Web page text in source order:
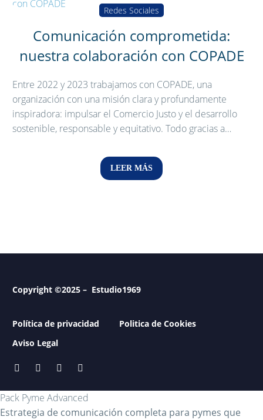
Redes Sociales
Comunicación comprometida:
nuestra colaboración con COPADE
Entre 2022 y 2023 trabajamos con COPADE, una
organización con una misión clara y profundamente
inspiradora: impulsar el Comercio Justo y el desarrollo
sostenible, responsable y equitativo. Todo gracias a…
LEER MÁS
Copyright ©2025 – Estudio1969
Política de privacidad
Politica de Cookies
Aviso Legal
Pack Pyme Advanced
Estrategia de comunicación completa para pymes que